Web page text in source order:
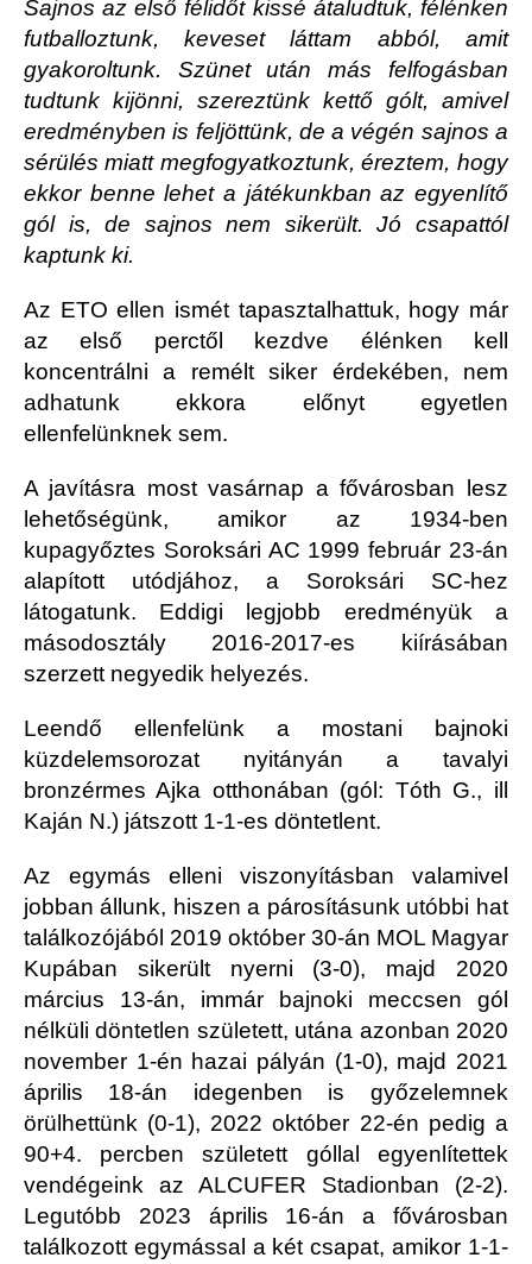
Sajnos az első félidőt kissé átaludtuk, félénken
futballoztunk, keveset láttam abból, amit
gyakoroltunk. Szünet után más felfogásban
tudtunk kijönni, szereztünk kettő gólt, amivel
eredményben is feljöttünk, de a végén sajnos a
sérülés miatt megfogyatkoztunk, éreztem, hogy
ekkor benne lehet a játékunkban az egyenlítő
gól is, de sajnos nem sikerült. Jó csapattól
kaptunk ki.
Az ETO ellen ismét tapasztalhattuk, hogy már
az első perctől kezdve élénken kell
koncentrálni a remélt siker érdekében, nem
adhatunk ekkora előnyt egyetlen
ellenfelünknek sem.
A javításra most vasárnap a fővárosban lesz
lehetőségünk, amikor az 1934-ben
kupagyőztes Soroksári AC 1999 február 23-án
alapított utódjához, a Soroksári SC-hez
látogatunk. Eddigi legjobb eredményük a
másodosztály 2016-2017-es kiírásában
szerzett negyedik helyezés.
Leendő ellenfelünk a mostani bajnoki
küzdelemsorozat nyitányán a tavalyi
bronzérmes Ajka otthonában (gól: Tóth G., ill
Kaján N.) játszott 1-1-es döntetlent.
Az egymás elleni viszonyításban valamivel
jobban állunk, hiszen a párosításunk utóbbi hat
találkozójából 2019 október 30-án MOL Magyar
Kupában sikerült nyerni (3-0), majd 2020
március 13-án, immár bajnoki meccsen gól
nélküli döntetlen született, utána azonban 2020
november 1-én hazai pályán (1-0), majd 2021
április 18-án idegenben is győzelemnek
örülhettünk (0-1), 2022 október 22-én pedig a
90+4. percben született góllal egyenlítettek
vendégeink az ALCUFER Stadionban (2-2).
Legutóbb 2023 április 16-án a fővárosban
találkozott egymással a két csapat, amikor 1-1-